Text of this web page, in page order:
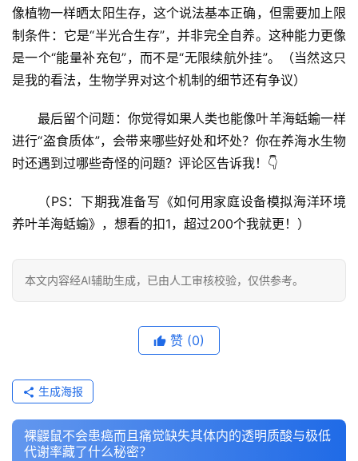
辟
谣
求
真
像植物一样晒太阳生存，这个说法基本正确，但需要加上限
制条件：它是“半光合生存”，并非完全自养。这种能力更像
是一个“能量补充包”，而不是“无限续航外挂”。（当然这只
是我的看法，生物学界对这个机制的细节还有争议）
最后留个问题：你觉得如果人类也能像叶羊海蛞蝓一样
进行“盗食质体”，会带来哪些好处和坏处？你在养海水生物
时还遇到过哪些奇怪的问题？评论区告诉我！👇
（PS：下期我准备写《如何用家庭设备模拟海洋环境
养叶羊海蛞蝓》，想看的扣1，超过200个我就更！）
本文内容经AI辅助生成，已由人工审核校验，仅供参考。
赞 (0)
生成海报
裸鼹鼠不会患癌而且痛觉缺失其体内的透明质酸与极低
代谢率藏了什么秘密？